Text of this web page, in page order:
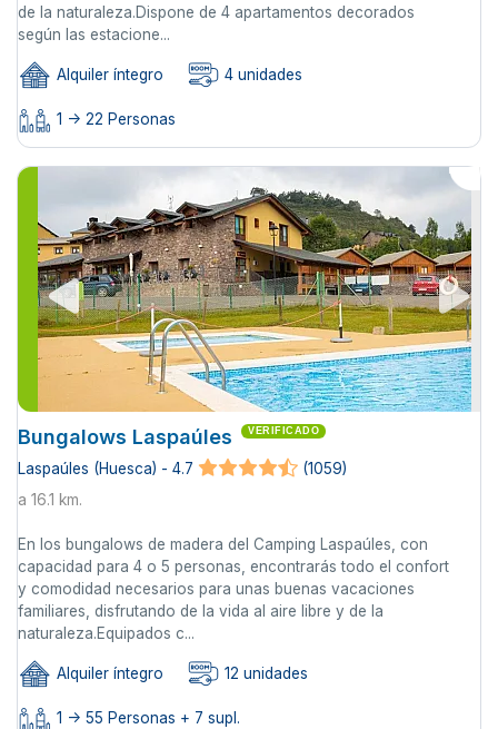
de la naturaleza.Dispone de 4 apartamentos decorados
según las estacione...
Alquiler íntegro 4 unidades
1 -> 22 Personas
Bungalows Laspaúles VERIFICADO
Laspaúles (Huesca) - 4.7
(1059)
a 16.1 km.
En los bungalows de madera del Camping Laspaúles, con
capacidad para 4 o 5 personas, encontrarás todo el confort
y comodidad necesarios para unas buenas vacaciones
familiares, disfrutando de la vida al aire libre y de la
naturaleza.Equipados c...
Alquiler íntegro 12 unidades
1 -> 55 Personas + 7 supl.